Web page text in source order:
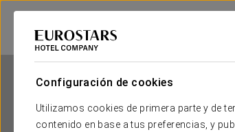
Configuración de cookies
Utilizamos cookies de primera parte y de
contenido en base a tus preferencias, y